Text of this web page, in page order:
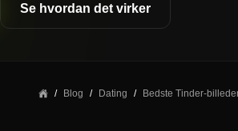
Se hvordan det virker
/ Blog / Dating / Bedste Tinder-